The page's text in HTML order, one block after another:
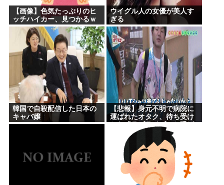
【画像】色気たっぷりのヒ
ッチハイカー、見つかるｗ
ｗｗ
ウイグル人の女優が美人す
ぎる
韓国で自殺配信した日本の
キャバ嬢
【悲報】身元不明で病院に
運ばれたオタク、待ち受け
から「ラブライブ」と呼ば
れるwww